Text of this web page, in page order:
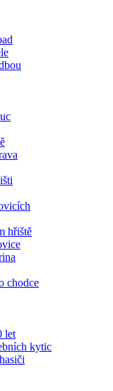
hřiště
chodce
let
kytic